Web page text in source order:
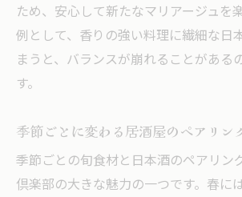
ため、安心して新たなマリアージュを
例として、香りの強い料理に繊細な日
まうと、バランスが崩れることがある
す。
季節ごとに変わる居酒屋のペアリン
季節ごとの旬食材と日本酒のペアリン
倶楽部の大きな魅力の一つです。春に